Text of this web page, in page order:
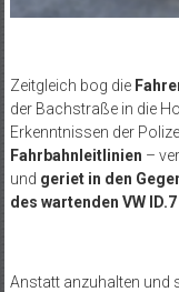
Zeitgleich bog die
der Bachstraße in die
Erkenntnissen der
Fahrbahnleitlinien –
und geriet in den
des wartenden VW ID.7
Anstatt anzuhalten und